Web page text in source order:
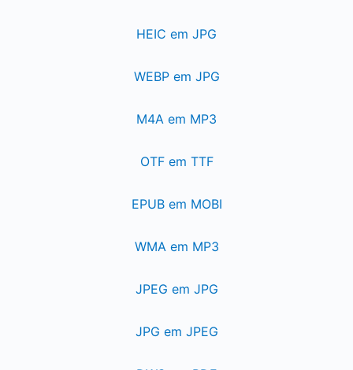
HEIC em JPG
WEBP em JPG
M4A em MP3
OTF em TTF
EPUB em MOBI
WMA em MP3
JPEG em JPG
JPG em JPEG